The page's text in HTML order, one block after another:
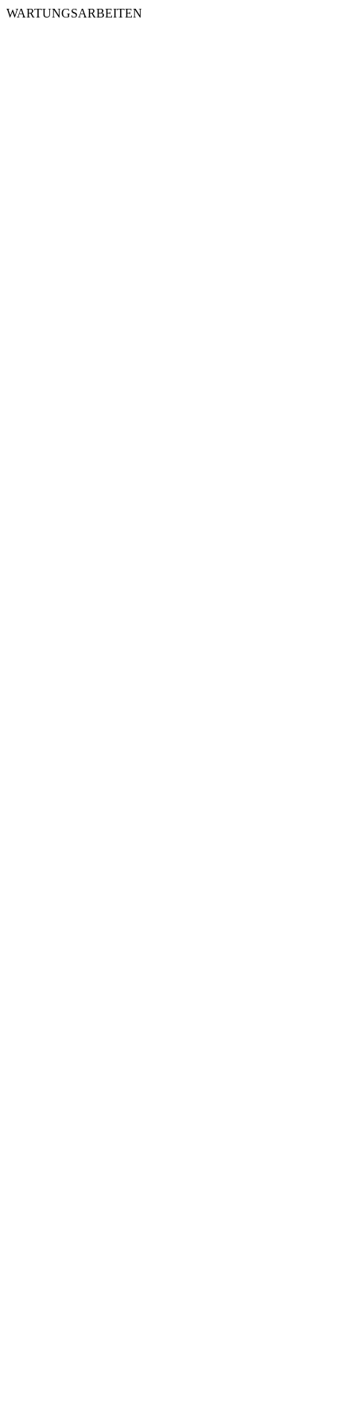
WARTUNGSARBEITEN